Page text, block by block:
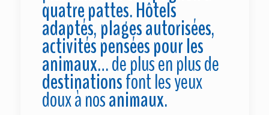
quatre pattes.Hôtels
adaptés,plages autorisées,
activités pensées pour les
animaux… de plus en plus de
destinationsfont les yeux
doux à nosanimaux.